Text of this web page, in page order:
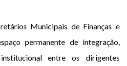
Municipais de Finanças e
permanente de integração,
entre os dirigentes